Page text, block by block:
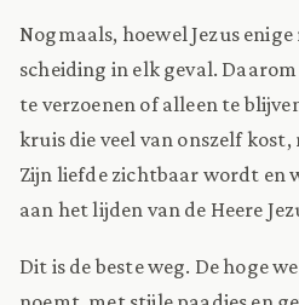
Nogmaals, hoewel Jezus
scheiding in elk geval.
te verzoenen of alleen te
kruis die veel van onszelf
Zijn liefde zichtbaar wordt en
aan het lijden van de Heere
Dit is de beste weg. De hoge